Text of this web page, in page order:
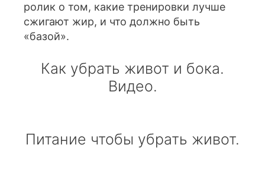
ролик о том, какие тренировки лучше
сжигают жир, и что должно быть
«базой».
Как убрать живот и бока.
Видео.
Питание чтобы убрать живот.